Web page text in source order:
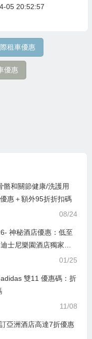
05 20:52:57
租車優惠
優惠
骼和關節健康/洗護用
惠＋額外95折折扣碼
08/24
神秘酒店優惠：低至
士尼樂園酒店獨家優
01/25
雙11 優惠碼：折
11/08
亞洲酒店高達7折優惠